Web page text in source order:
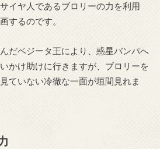
イヤ人であるブロリーの力を利用
するのです。
だベジータ王により、惑星バンパへ
かけ助けに行きますが、ブロリーを
ていない冷徹な一面が垣間見れま